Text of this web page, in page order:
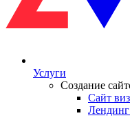
Услуги
Создание
Сайт